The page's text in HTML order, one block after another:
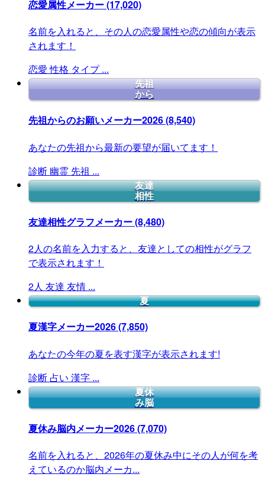
恋愛属性メーカー(17,020)
名前を入れると、その人の恋愛属性や恋の傾向が表示
されます！
恋愛 性格 タイプ ...
先祖
から
先祖からのお願いメーカー2026(8,540)
あなたの先祖から最新の要望が届いてます！
診断 幽霊 先祖 ...
友達
相性
友達相性グラフメーカー(8,480)
2人の名前を入力すると、友達としての相性がグラフ
で表示されます！
2人 友達 友情 ...
夏
夏漢字メーカー2026(7,850)
あなたの今年の夏を表す漢字が表示されます!
診断 占い 漢字 ...
夏休
み脳
夏休み脳内メーカー2026(7,070)
名前を入れると、2026年の夏休み中にその人が何を考
えているのか脳内メーカ...